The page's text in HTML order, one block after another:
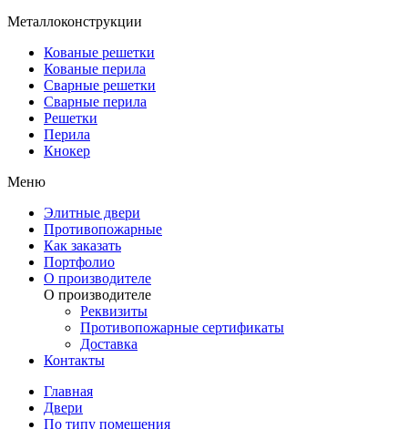
Металлоконструкции
Кованые решетки
Кованые перила
Сварные решетки
Сварные перила
Решетки
Перила
Кнокер
Меню
Элитные двери
Противопожарные
Как заказать
Портфолио
О производителе
О производителе
Реквизиты
Противопожарные сертификаты
Доставка
Контакты
Главная
Двери
По типу помещения